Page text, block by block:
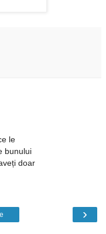
le
bunului
doar
›